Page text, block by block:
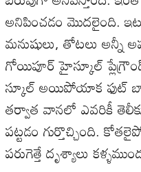
అనిపించడం మొదలైంది.
మనుషులు, తోటలు
గోయిపూర్ హైస్కూల్
స్కూల్ అయిపోయాక ఫుట్
తర్వాత వానలో ఎవరికీ
పట్టడం గుర్తొచ్చింది.
పరుగెత్తే దృశ్యాలు